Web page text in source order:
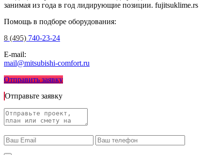
занимая из года в год лидирующие позиции. fujitsuklime.rs
Помощь в подборе оборудования:
8 (495) 740-23-24
E-mail:
mail@mitsubishi-comfort.ru
Отправить заявку
Отправьте заявку